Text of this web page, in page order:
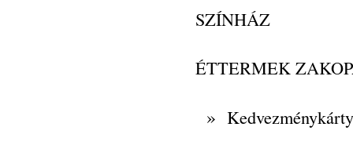
SZÍNHÁZ
ÉTTERMEK
»